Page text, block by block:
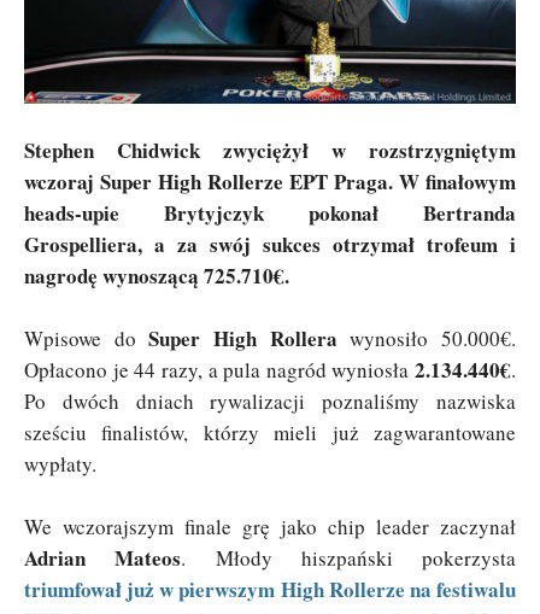
Stephen Chidwick zwyciężył w rozstrzygniętym
wczoraj Super High Rollerze EPT Praga. W finałowym
heads-upie Brytyjczyk pokonał Bertranda
Grospelliera, a za swój sukces otrzymał trofeum i
nagrodę wynoszącą 725.710€.
Wpisowe doSuper High Rollera wynosiło 50.000€.
Opłacono je 44 razy, a pula nagród wyniosła 2.134.440€.
Po dwóch dniach rywalizacji poznaliśmy nazwiska
sześciu finalistów, którzy mieli już zagwarantowane
wypłaty.
We wczorajszym finale grę jako chip leader zaczynał
Adrian Mateos. Młody hiszpański pokerzysta
triumfował już w pierwszym High Rollerze na festiwalu